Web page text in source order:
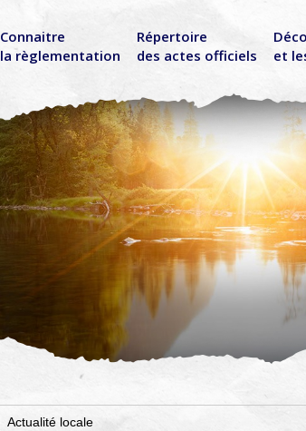
Connaitre
la règlementation
Répertoire
des actes officiels
et
Actualité locale